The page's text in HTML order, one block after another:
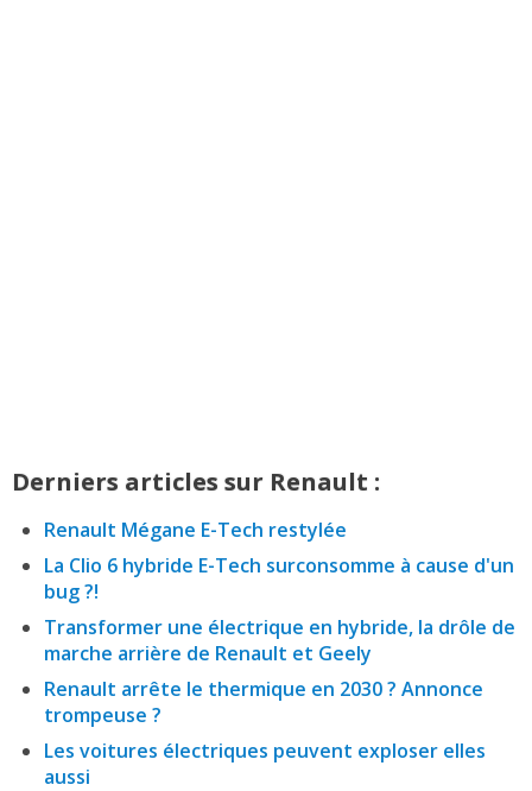
Derniers articles sur Renault :
Renault Mégane E-Tech restylée
La Clio 6 hybride E-Tech surconsomme à cause d'un
bug ?!
Transformer une électrique en hybride, la drôle de
marche arrière de Renault et Geely
Renault arrête le thermique en 2030 ? Annonce
trompeuse ?
Les voitures électriques peuvent exploser elles
aussi